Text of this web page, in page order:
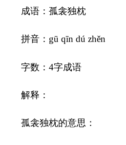
成语：孤衾独枕
拼音：gū qīn dú zhěn
字数：4字成语
解释：
孤衾独枕的意思：